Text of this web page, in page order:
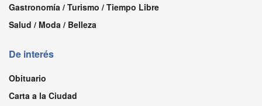
Gastronomía / Turismo / Tiempo Libre
Salud / Moda / Belleza
De interés
Obituario
Carta a la Ciudad